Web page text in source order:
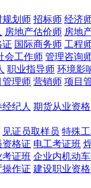
规划师 招标师 经济
房地产估价师 房地
证 国际商务师 工程
会工作师 管理咨询
职业指导师 环境影
管理师 营销师 项目
纪人 期货从业资格
见证员取样员 特殊
格证 电工考证班
证班 企业内机动
作证 建设职业资